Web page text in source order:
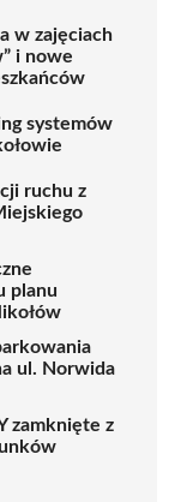
w zajęciach
i nowe
systemów
ruchu z
planu
ul. Norwida
zamknięte z